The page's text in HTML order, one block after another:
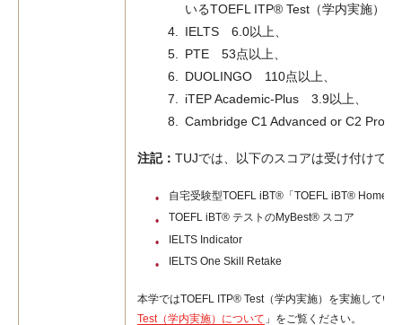
いるTOEFL ITP® Test（学内実施）の
IELTS 6.0以上、
PTE 53点以上、
DUOLINGO 110点以上、
iTEP Academic-Plus 3.9以上、
Cambridge C1 Advanced or C2
注記： TUJでは、以下のスコアは受け付けて
自宅受験型TOEFL iBT®「TOEFL iBT® Home
TOEFL iBT® テストのMyBest® スコア
IELTS Indicator
IELTS One Skill Retake
本学ではTOEFL ITP® Test（学内実施）を実施してい
Test（学内実施）について 」をご覧ください。